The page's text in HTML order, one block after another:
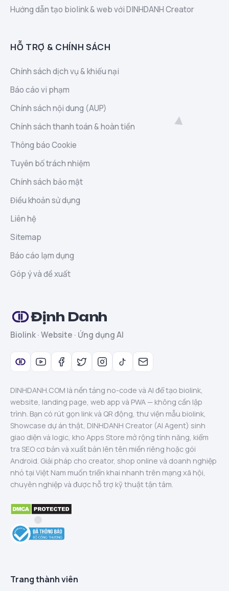
Hướng dẫn tạo biolink & web với DINHDANH Creator
HỖ TRỢ & CHÍNH SÁCH
Chính sách dịch vụ & khiếu nại
Báo cáo vi phạm
Chính sách nội dung (AUP)
Chính sách thanh toán & hoàn tiền
Thông báo Cookie
Tuyên bố trách nhiệm
Chính sách bảo mật
Điều khoản sử dụng
Liên hệ
Sitemap
Báo cáo lạm dụng
Góp ý và đề xuất
Định Danh
Biolink · Website · Ứng dụng AI
DINHDANH.COM là nền tảng no-code và AI để tạo biolink,
website, landing page, web app và PWA — không cần lập
trình. Bạn có rút gọn link và QR động, thư viện mẫu biolink,
Showcase dự án thật, DINHDANH Creator (AI Agent) sinh
giao diện và logic, kho Apps Store mở rộng tính năng, kiểm
tra SEO cơ bản và xuất bản lên tên miền riêng hoặc gói
Android. Giải pháp cho creator, shop online và doanh nghiệp
nhỏ tại Việt Nam muốn triển khai nhanh trên mạng xã hội,
chuyên nghiệp và được hỗ trợ kỹ thuật tận tâm.
Trang thành viên